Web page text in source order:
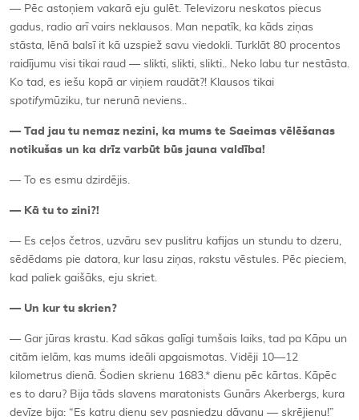
— Pēc astoņiem vakarā eju gulēt. Televizoru neskatos piecus
gadus, radio arī vairs neklausos. Man nepatīk, ka kāds ziņas
stāsta, lēnā balsī it kā uzspiež savu viedokli. Turklāt 80 procentos
raidījumu visi tikai raud — slikti, slikti, slikti.. Neko labu tur nestāsta.
Ko tad, es iešu kopā ar viņiem raudāt?! Klausos tikai
spotifymūziku, tur nerunā neviens..
— Tad jau tu nemaz nezini, ka mums te Saeimas vēlēšanas
notikušas un ka drīz varbūt būs jauna valdība!
— To es esmu dzirdējis.
— Kā tu to zini?!
— Es ceļos četros, uzvāru sev puslitru kafijas un stundu to dzeru,
sēdēdams pie datora, kur lasu ziņas, rakstu vēstules. Pēc pieciem,
kad paliek gaišāks, eju skriet.
— Un kur tu skrien?
— Gar jūras krastu. Kad sākas galīgi tumšais laiks, tad pa Kāpu un
citām ielām, kas mums ideāli apgaismotas. Vidēji 10—12
kilometrus dienā. Šodien skrienu 1683.* dienu pēc kārtas. Kāpēc
es to daru? Bija tāds slavens maratonists Gunārs Akerbergs, kura
devīze bija: “Es katru dienu sev pasniedzu dāvanu — skrējienu!”